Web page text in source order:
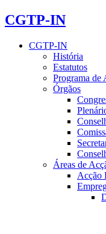
CGTP-IN
CGTP-IN
História
Estatutos
Programa de
Órgãos
Áreas de
Acção